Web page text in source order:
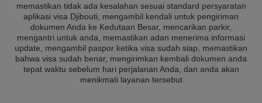
memastikan tidak ada kesalahan sesuai standard persyaratan
aplikasi visa Djibouti, mengambil kendali untuk pengiriman
dokumen Anda ke Kedutaan Besar, mencarikan parkir,
mengantri untuk anda, memastikan adan menerima informasi
update, mengambil paspor ketika visa sudah siap, memastikan
bahwa visa sudah benar, mengirimkan kembali dokumen anda
tepat waktu sebelum hari perjalanan Anda, dan anda akan
menikmati layanan tersebut